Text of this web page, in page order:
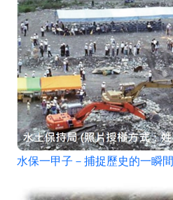
水保一甲子－捕捉歷史的一瞬間